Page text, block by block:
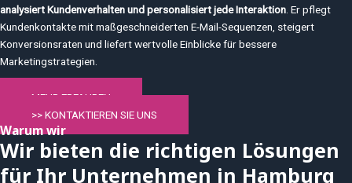
analysiert Kundenverhalten und personalisiert jede Interaktion. Er pflegt
Kundenkontakte mit maßgeschneiderten E-Mail-Sequenzen, steigert
Konversionsraten und liefert wertvolle Einblicke für bessere
Marketingstrategien.
MEHR ERFAHREN
>> KONTAKTIEREN SIE UNS
Warum wir
Wir bieten die richtigen Lösungen
für Ihr Unternehmen in Hamburg